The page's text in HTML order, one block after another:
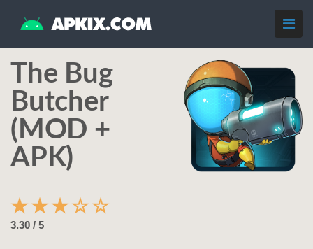
The Bug
Butcher
(MOD +
APK)
☆
☆
★
★
★
3.30 / 5